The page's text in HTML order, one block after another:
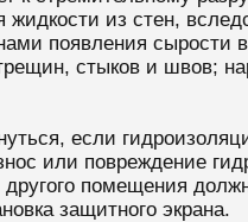
жидкости из стен,
появления сырости
стыков и швов;
если
или повреждение
помещения
защитного экрана.